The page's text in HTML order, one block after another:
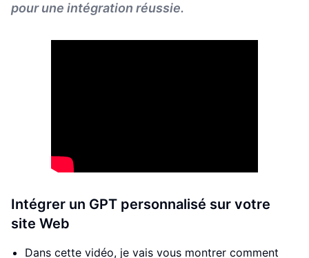
pour une intégration réussie.
Intégrer un GPT personnalisé sur votre
site Web
Dans cette vidéo, je vais vous montrer comment